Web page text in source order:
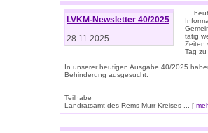
LVKM-Newsletter 40/2025
28.11.2025
…
tätig
Zeiten
Tag
In unserer heutigen Ausgabe 40/2025
Behinderung ausgesucht:
Teilhabe
Landratsamt des Rems-Murr-Kreises ... [